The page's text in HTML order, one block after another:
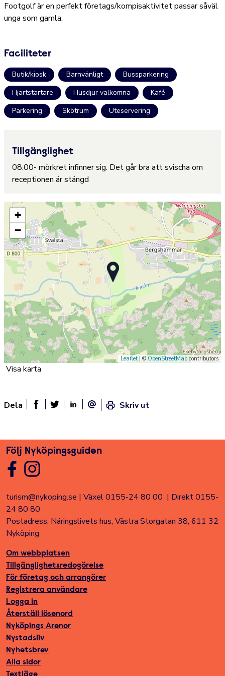
Footgolf är en perfekt företags/kompisaktivitet passar såväl
unga som gamla.
Faciliteter
Butik/kiosk Barnvänligt
Bussparkering
Hjärtstartare
Husdjur välkomna
Kafé
Parkering
Skötrum Uteservering
Tillgänglighet
08.00- mörkret infinner sig. Det går bra att svischa om
receptionen är stängd
+
−
Leaflet | © OpenStreetMap contributors
Visa karta
Dela
Dela sidan på Facebook
E-post
Skriv ut
Följ Nyköpingsguiden
turism@nykoping.se | Växel 0155-24 80 00 | Direkt 0155-
24 80 80
Postadress: Näringslivets hus, Västra Storgatan 38, 611 32
Nyköping
Om webbplatsen
Tillgänglighetsredogörelse
För företag och arrangörer
Registrera användare
Logga in
Återställ lösenord
Nyköpings Arenor
Nystadsliv
Nyhetsbrev
Alla sidor